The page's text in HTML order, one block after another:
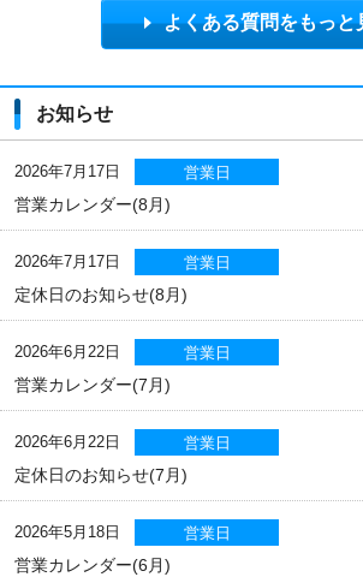
よくある質問をもっと
お知らせ
2026年7月17日 営業日
営業カレンダー(8月)
2026年7月17日 営業日
定休日のお知らせ(8月)
2026年6月22日 営業日
営業カレンダー(7月)
2026年6月22日 営業日
定休日のお知らせ(7月)
2026年5月18日 営業日
営業カレンダー(6月)